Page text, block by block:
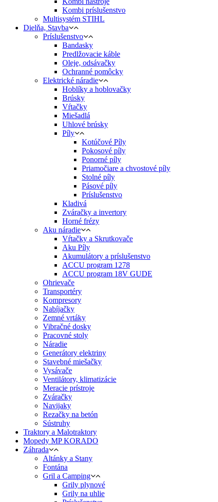
Kombi príslušenstvo
Multisystém STIHL
Dielňa, Stavba
Príslušenstvo
Bandasky
Predlžovacie káble
Oleje, odsávačky
Ochranné pomôcky
Elektrické náradie
Hoblíky a hoblovačky
Brúsky
Vŕtačky
Miešadlá
Uhlové brúsky
Píly
Kotúčové Píly
Pokosové píly
Ponorné píly
Priamočiare a chvostové píly
Stolné píly
Pásové píly
Príslušenstvo
Kladivá
Zváračky a invertory
Horné frézy
Aku náradie
Vŕtačky a Skrutkovače
Aku Píly
Akumulátory a príslušenstvo
ACCU program 1278
ACCU program 18V GUDE
Ohrievače
Transportéry
Kompresory
Nabíjačky
Zemné vrtáky
Vibračné dosky
Pracovné stoly
Náradie
Generátory elektriny
Stavebné miešačky
Vysávače
Ventilátory, klimatizácie
Meracie prístroje
Zváračky
Navijaky
Rezačky na betón
Sústruhy
Traktory a Malotraktory
Mopedy MP KORADO
Záhrada
Altánky a Stany
Fontána
Gril a Camping
Grily plynové
Grily na uhlie